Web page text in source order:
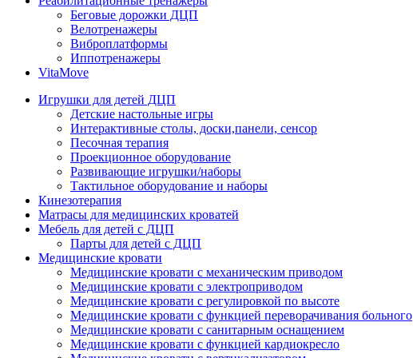
Беговые дорожки ДЦП
Велотренажеры
Виброплатформы
Иппотренажеры
VitaMove
Игрушки для детей ДЦП
Детские настольные игры
Интерактивные столы, доски,панели, сенсор
Песочная терапия
Проекционное оборудование
Развивающие игрушки/наборы
Тактильное оборудование и наборы
Кинезотерапия
Матрасы для медицинских кроватей
Мебель для детей с ДЦП
Парты для детей с ДЦП
Медицинские кровати
Медицинские кровати с механическим приводом
Медицинские кровати с электроприводом
Медицинские кровати с регулировкой по высоте
Медицинские кровати с функцией переворачивания больного
Медицинские кровати с санитарным оснащением
Медицинские кровати с функцией кардиокресло